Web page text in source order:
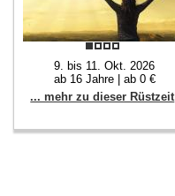
9. bis 11. Okt. 2026
ab 16 Jahre | ab 0 €
... mehr zu dieser Rüstzeit